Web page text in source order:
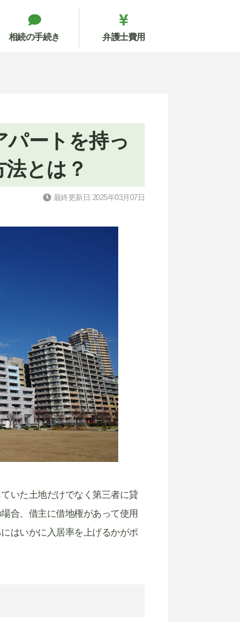
相続の手続き 弁護士費用
パートを持っ
とは？
最終更新日:2025年03月07日
いた土地だけでなく第三者に貸
合、借主に借地権があって使用
はいかに入居率を上げるかがポ